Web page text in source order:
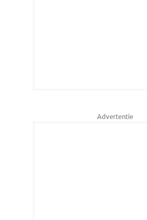
Advertentie